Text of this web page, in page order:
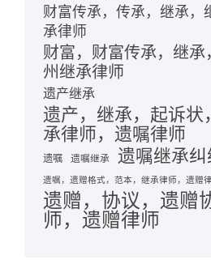
财富传承，传承，继承，
承律师
财富，财富传承，继承
州继承律师
遗产继承
遗产，继承，起诉状
承律师，遗嘱律师
遗嘱 遗嘱继承 遗嘱继承纠
遗嘱，遗赠格式，范本，继承律师，遗赠
遗赠，协议，遗赠
师，遗赠律师